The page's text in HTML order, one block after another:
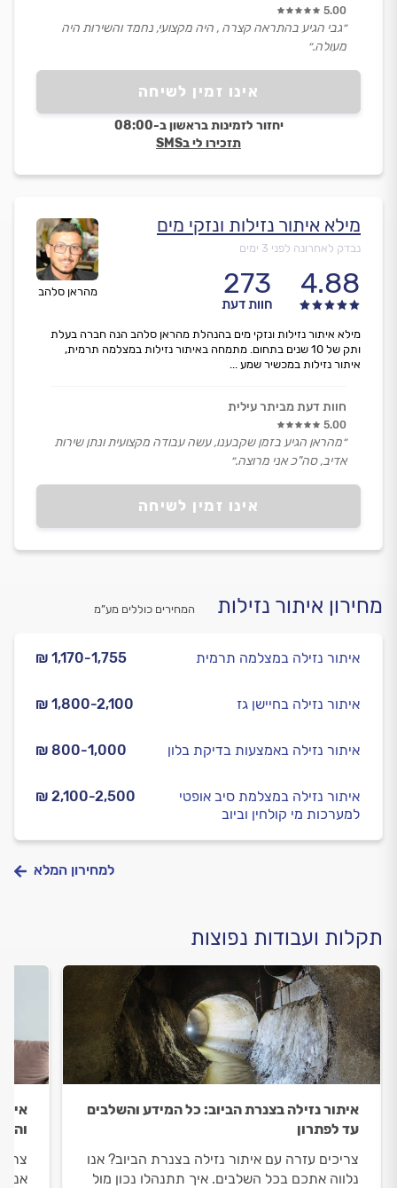
אינו זמין לשיחה
יחזור לזמינות בראשון ב-08:00
תזכירו לי בSMS
5.00
״גבי הגיע בהתראה קצרה , היה מקצועי, נחמד והשירות היה
מעולה.״
מהראן סלהב
מילא איתור נזילות ונזקי מים
נבדק לאחרונה לפני 3 ימים
4.88
273
חוות דעת
אינו זמין לשיחה
מילא איתור נזילות ונזקי מים בהנהלת מהראן סלהב הנה חברה בעלת
ותק של 10 שנים בתחום. מתמחה באיתור נזילות במצלמה תרמית,
איתור נזילות במכשיר שמע ...
חוות דעת מביתר עילית
5.00
״מהראן הגיע בזמן שקבענו, עשה עבודה מקצועית ונתן שירות
אדיב, סה"כ אני מרוצה.״
מחירון איתור נזילות המחירים כוללים מע”מ
₪ 1,170-1,755 איתור נזילה במצלמה תרמית
₪ 1,800-2,100 איתור נזילה בחיישן גז
₪ 800-1,000 איתור נזילה באמצעות בדיקת בלון
₪ 2,100-2,500
איתור נזילה במצלמת סיב אופטי
למערכות מי קולחין וביוב
למחירון המלא
תקלות ועבודות נפוצות
איתור נזילה בצנרת הביוב: כל המידע והשלבים
עד לפתרון
צריכים עזרה עם איתור נזילה בצנרת הביוב? אנו
נלווה אתכם בכל השלבים. איך תתנהלו נכון מול
אנו